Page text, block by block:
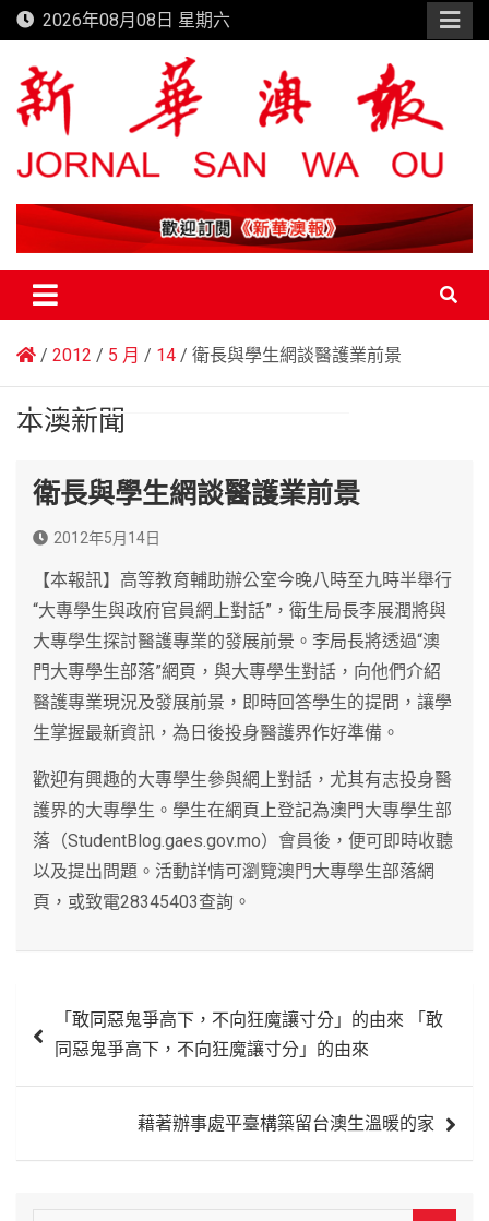
Skip
to
content
2026年08月08日 星期六
新華澳報
2012 5 月 14 衛長與學生網談醫護業前景
本澳新聞
衛長與學生網談醫護業前景
2012年5月14日
【本報訊】高等教育輔助辦公室今晚八時至九時半舉行
“大專學生與政府官員網上對話”，衛生局長李展潤將與
大專學生探討醫護專業的發展前景。李局長將透過“澳
門大專學生部落”網頁，與大專學生對話，向他們介紹
醫護專業現況及發展前景，即時回答學生的提問，讓學
生掌握最新資訊，為日後投身醫護界作好準備。
歡迎有興趣的大專學生參與網上對話，尤其有志投身醫
護界的大專學生。學生在網頁上登記為澳門大專學生部
落（StudentBlog.gaes.gov.mo）會員後，便可即時收聽
以及提出問題。活動詳情可瀏覽澳門大專學生部落網
頁，或致電28345403查詢。
章
「敢同惡鬼爭高下，不向狂魔讓寸分」的由來 「敢
同惡鬼爭高下，不向狂魔讓寸分」的由來
藉著辦事處平臺構築留台澳生溫暖的家